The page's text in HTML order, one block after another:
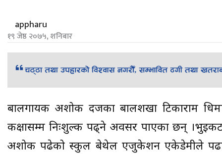
appharu
१९ जेष्ठ २०७५, शनिबार
बालगायक अशोक दर्जीका बालशखा टिकाराम
कक्षासम्म निःशुल्क पढ्ने अवसर पाएका छन्
अशोक पढेको स्कुल बेथेल एजुकेशन एकेडेमीले